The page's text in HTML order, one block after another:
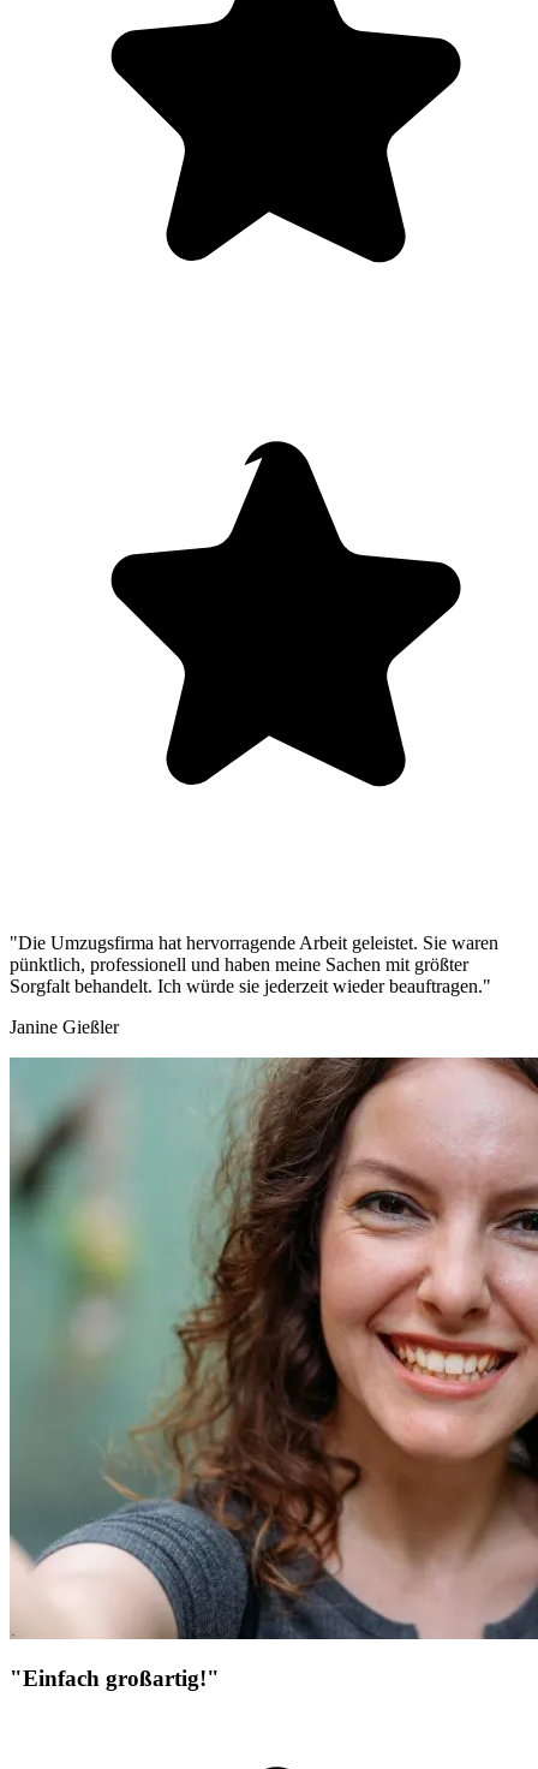
"Die Umzugsfirma hat hervorragende Arbeit geleistet. Sie waren
pünktlich, professionell und haben meine Sachen mit größter
Sorgfalt behandelt. Ich würde sie jederzeit wieder beauftragen."
Janine Gießler
"Einfach großartig!"